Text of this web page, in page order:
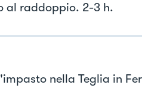
al raddoppio. 2-3 h.
nella Teglia in